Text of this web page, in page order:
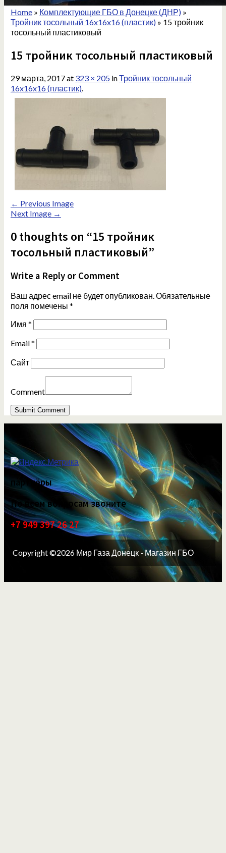
Home» Комплектующие ГБО в Донецке (ДНР)»
Тройник тосольный 16x16x16 (пластик)» 15 тройник
тосольный пластиковый
15 тройник тосольный пластиковый
29 марта, 2017at 323 × 205inТройник тосольный
16x16x16 (пластик).
← Previous Image
Next Image →
0 thoughts on “15 тройник
тосольный пластиковый”
Write a Reply or Comment
Ваш адрес email не будет опубликован.Обязательные
поля помечены *
Имя *
Email*
Сайт
Comment
партнёры
По всем вопросам звоните
+7 949 397 26 27
Copyright ©2026 Мир Газа Донецк - Магазин ГБО